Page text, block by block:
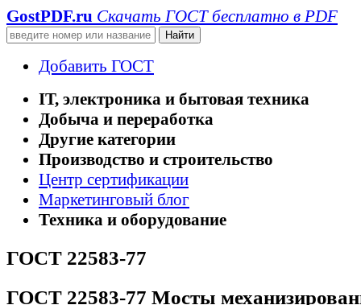
GostPDF.ru Скачать ГОСТ бесплатно в PDF
Добавить ГОСТ
IT, электроника и бытовая техника
Добыча и переработка
Другие категории
Производство и строительство
Центр сертификации
Маркетинговый блог
Техника и оборудование
ГОСТ 22583-77
ГОСТ 22583-77 Мосты